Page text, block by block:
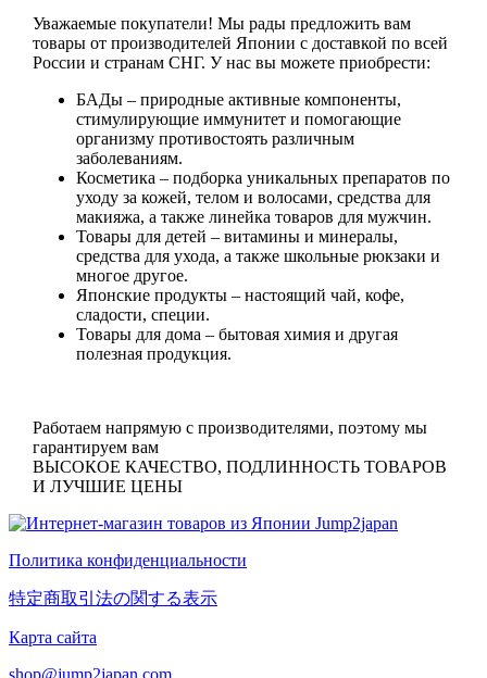
Уважаемые покупатели! Мы рады предложить вам
товары от производителей Японии с доставкой по всей
России и странам СНГ. У нас вы можете приобрести:
БАДы– природные активные компоненты,
стимулирующие иммунитет и помогающие
организму противостоять различным
заболеваниям.
Косметика – подборка уникальных препаратов по
уходу за кожей, телом и волосами, средства для
макияжа, а также линейка товаров для мужчин.
Товары для детей – витамины и минералы,
средства для ухода, а также школьные рюкзаки и
многое другое.
Японские продукты– настоящий чай, кофе,
сладости, специи.
Товары для дома – бытовая химия и другая
полезная продукция.
Работаем напрямую с производителями, поэтому мы
гарантируем вам
ВЫСОКОЕ КАЧЕСТВО, ПОДЛИННОСТЬ ТОВАРОВ
И ЛУЧШИЕ ЦЕНЫ
Политика конфиденциальности
特定商取引法の関する表示
Карта сайта
shop@jump2japan.com